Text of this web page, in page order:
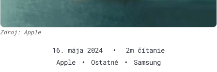
Zdroj: Apple
16. mája 2024 •
2m čítanie
Apple
• Ostatné • Samsung